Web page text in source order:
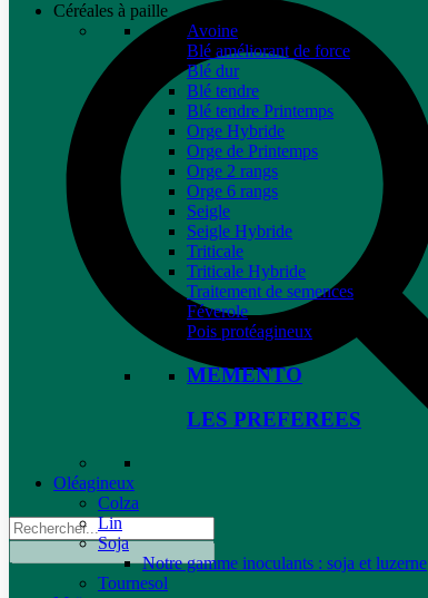
Céréales à paille
Avoine
Blé améliorant de force
Blé dur
Blé tendre
Blé tendre Printemps
Orge Hybride
Orge de Printemps
Orge 2 rangs
Orge 6 rangs
Seigle
Seigle Hybride
Triticale
Triticale Hybride
Traitement de semences
Féverole
Pois protéagineux
MEMENTO
LES PREFEREES
Oléagineux
Colza
Lin
Soja
Notre gamme inoculants : soja et luzerne
Tournesol